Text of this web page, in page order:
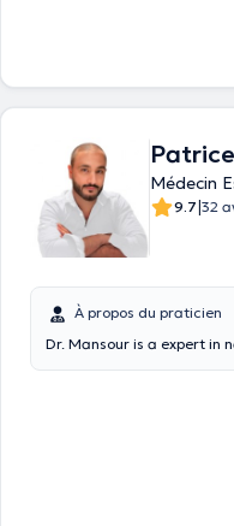
Médecin
9.7|32
À propos du praticien
Dr. Mansour is a expert in